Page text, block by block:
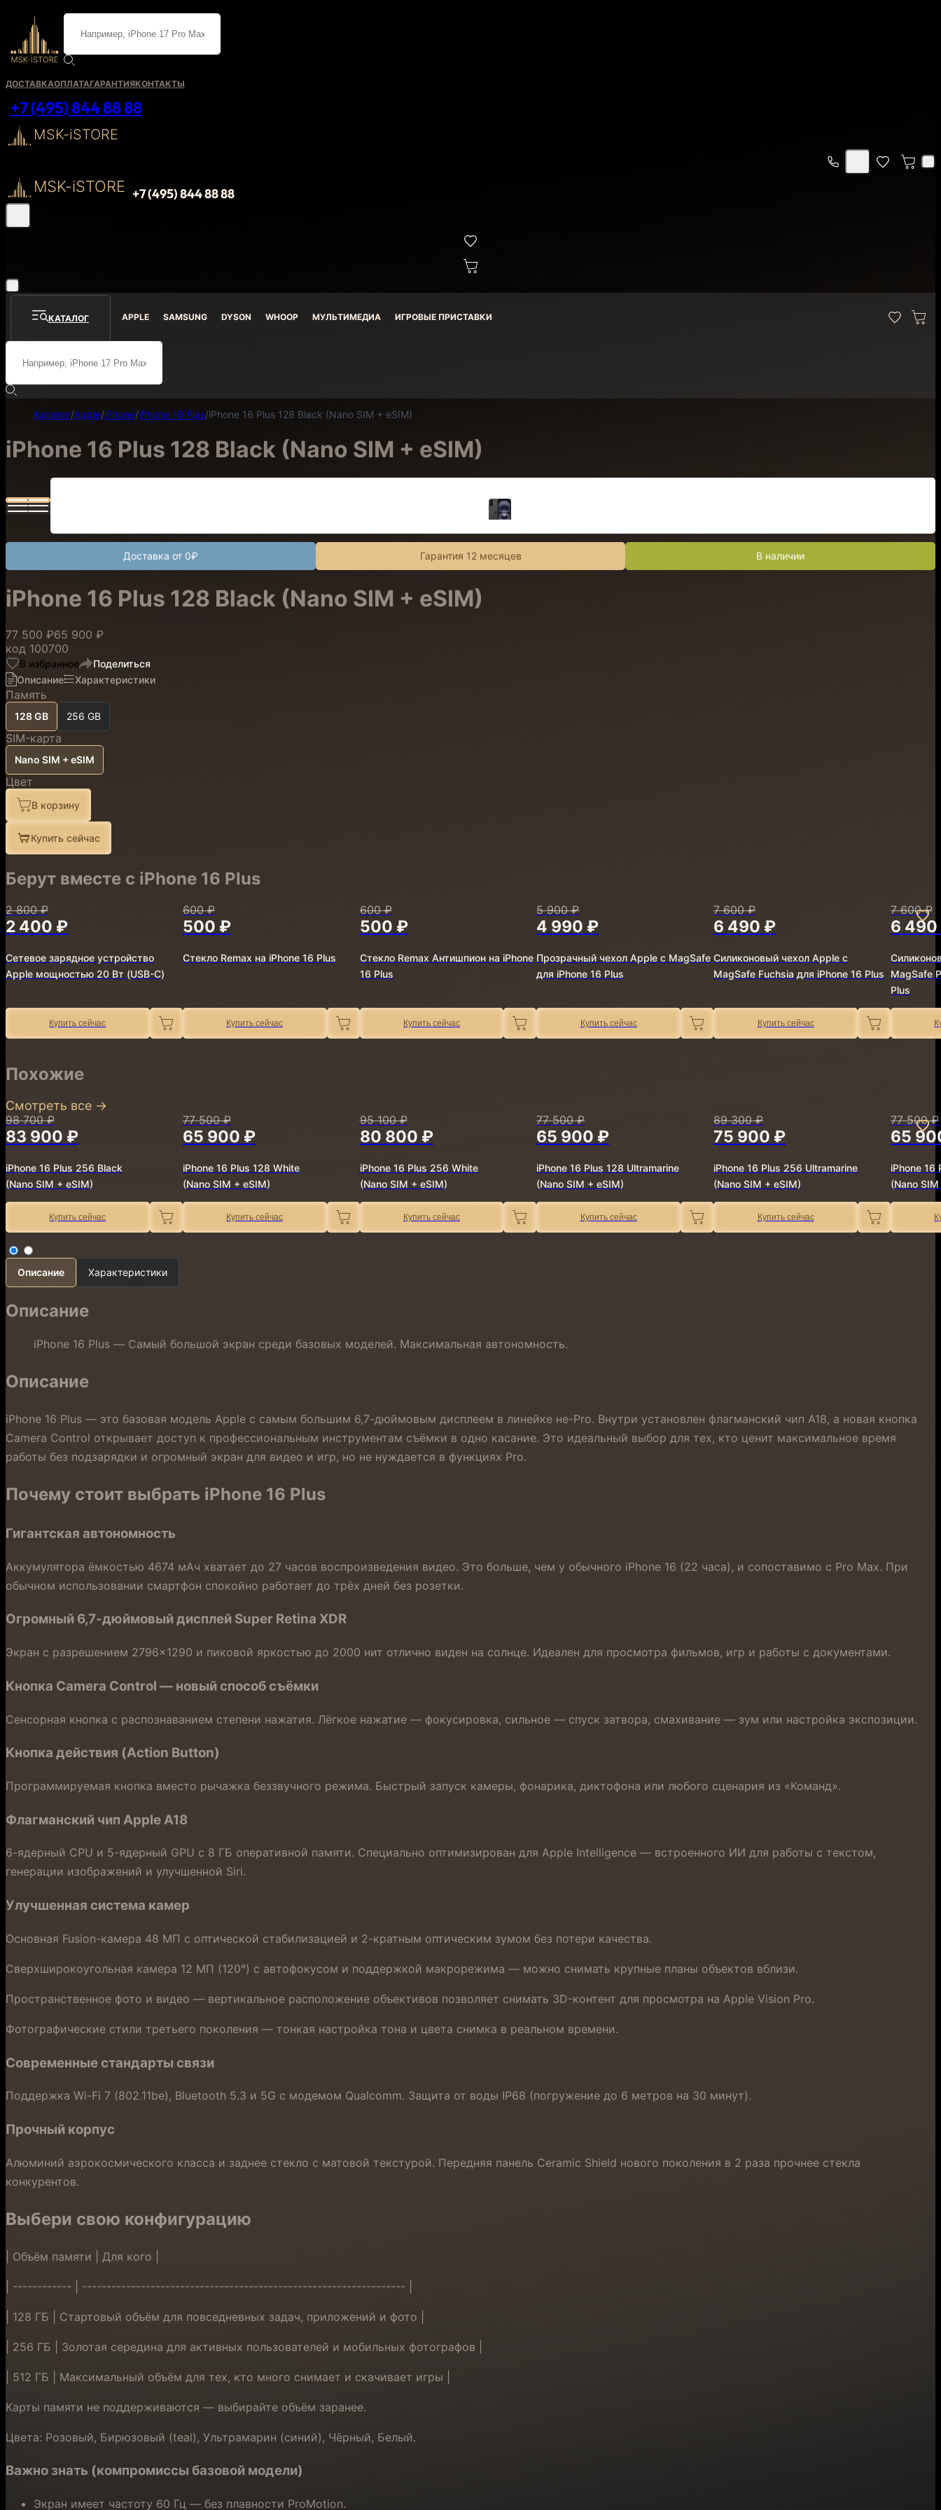
ДОСТАВКАОПЛАТАГАРАНТИЯКОНТАКТЫ
+7 (495) 844 88 88
MSK-iSTORE
MSK-iSTORE +7 (495) 844 88 88
КАТАЛОГ APPLE SAMSUNG DYSON WHOOP МУЛЬТИМЕДИА ИГРОВЫЕ ПРИСТАВКИ
Каталог/Apple/iPhone/iPhone 16 Plus/iPhone 16 Plus 128 Black (Nano SIM + eSIM)
iPhone 16 Plus 128 Black (Nano SIM + eSIM)
Доставка от 0₽ Гарантия 12 месяцев В наличии
iPhone 16 Plus 128 Black (Nano SIM + eSIM)
77 500 ₽65 900 ₽
код 100700
В избранное
Поделиться
Описание
Характеристики
Память
128 GB 256 GB
SIM-карта
Nano SIM + eSIM
Цвет
В корзину
Купить сейчас
Берут вместе с iPhone 16 Plus
2 800 ₽
2 400 ₽
Сетевое зарядное устройство
Apple мощностью 20 Вт (USB-C)
Купить сейчас
600 ₽
500 ₽
Стекло Remax на iPhone 16 Plus
Купить сейчас
600 ₽
500 ₽
Стекло Remax Антишпион на iPhone
16 Plus
Купить сейчас
5 900 ₽
4 990 ₽
Прозрачный чехол Apple с MagSafe
для iPhone 16 Plus
Купить сейчас
7 600 ₽
6 490 ₽
Силиконовый чехол Apple с
MagSafe Fuchsia для iPhone 16 Plus
Купить сейчас
7 600 ₽
6
MagSafe
Plus
Похожие
Смотреть все →
98 700 ₽
83 900 ₽
iPhone 16 Plus 256 Black
(Nano SIM + eSIM)
Купить сейчас
77 500 ₽
65 900 ₽
iPhone 16 Plus 128 White
(Nano SIM + eSIM)
Купить сейчас
95 100 ₽
80 800 ₽
iPhone 16 Plus 256 White
(Nano SIM + eSIM)
Купить сейчас
77 500 ₽
65 900 ₽
iPhone 16 Plus 128 Ultramarine
(Nano SIM + eSIM)
Купить сейчас
89 300 ₽
75 900 ₽
iPhone 16 Plus 256 Ultramarine
(Nano SIM + eSIM)
Купить сейчас
77 500 ₽
65
iPhone 16
(Nano
Описание Характеристики
Описание
iPhone 16 Plus — Самый большой экран среди базовых моделей. Максимальная автономность.
Описание
iPhone 16 Plus — это базовая модель Apple с самым большим 6,7-дюймовым дисплеем в линейке не-Pro. Внутри установлен флагманский чип A18, а новая кнопка
Camera Control открывает доступ к профессиональным инструментам съёмки в одно касание. Это идеальный выбор для тех, кто ценит максимальное время
работы без подзарядки и огромный экран для видео и игр, но не нуждается в функциях Pro.
Почему стоит выбрать iPhone 16 Plus
Гигантская автономность
Аккумулятора ёмкостью 4674 мАч хватает до 27 часов воспроизведения видео. Это больше, чем у обычного iPhone 16 (22 часа), и сопоставимо с Pro Max. При
обычном использовании смартфон спокойно работает до трёх дней без розетки.
Огромный 6,7-дюймовый дисплей Super Retina XDR
Экран с разрешением 2796×1290 и пиковой яркостью до 2000 нит отлично виден на солнце. Идеален для просмотра фильмов, игр и работы с документами.
Кнопка Camera Control — новый способ съёмки
Сенсорная кнопка с распознаванием степени нажатия. Лёгкое нажатие — фокусировка, сильное — спуск затвора, смахивание — зум или настройка экспозиции.
Кнопка действия (Action Button)
Программируемая кнопка вместо рычажка беззвучного режима. Быстрый запуск камеры, фонарика, диктофона или любого сценария из «Команд».
Флагманский чип Apple A18
6-ядерный CPU и 5-ядерный GPU с 8 ГБ оперативной памяти. Специально оптимизирован для Apple Intelligence — встроенного ИИ для работы с текстом,
генерации изображений и улучшенной Siri.
Улучшенная система камер
Основная Fusion-камера 48 МП с оптической стабилизацией и 2-кратным оптическим зумом без потери качества.
Сверхширокоугольная камера 12 МП (120°) с автофокусом и поддержкой макрорежима — можно снимать крупные планы объектов вблизи.
Пространственное фото и видео — вертикальное расположение объективов позволяет снимать 3D-контент для просмотра на Apple Vision Pro.
Фотографические стили третьего поколения — тонкая настройка тона и цвета снимка в реальном времени.
Современные стандарты связи
Поддержка Wi-Fi 7 (802.11be), Bluetooth 5.3 и 5G с модемом Qualcomm. Защита от воды IP68 (погружение до 6 метров на 30 минут).
Прочный корпус
Алюминий аэрокосмического класса и заднее стекло с матовой текстурой. Передняя панель Ceramic Shield нового поколения в 2 раза прочнее стекла
конкурентов.
Выбери свою конфигурацию
| Объём памяти | Для кого |
| ------------ | ------------------------------------------------------------------ |
| 128 ГБ | Стартовый объём для повседневных задач, приложений и фото |
| 256 ГБ | Золотая середина для активных пользователей и мобильных фотографов |
| 512 ГБ | Максимальный объём для тех, кто много снимает и скачивает игры |
Карты памяти не поддерживаются — выбирайте объём заранее.
Цвета: Розовый, Бирюзовый (teal), Ультрамарин (синий), Чёрный, Белый.
Важно знать (компромиссы базовой модели)
Экран имеет частоту 60 Гц — без плавности ProMotion.